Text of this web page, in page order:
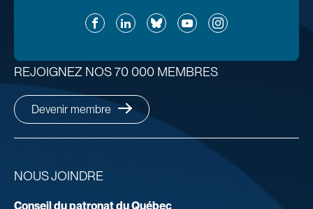
FacebookLinkedInBlueskyYouTubeInstagram
NOUS JOINDRE
Conseil du patronat du Québec
REJOIGNEZ NOS 70 000 MEMBRES
Devenir membre